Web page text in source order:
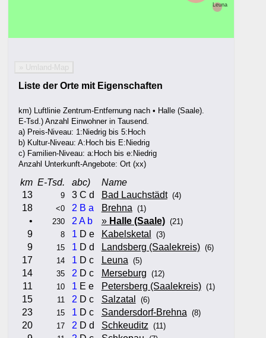
Leuna
» Umland-Map
Liste der Orte mit Eigenschaften
km) Luftlinie Zentrum-Entfernung nach • Halle (Saale).
E-Tsd.) Anzahl Einwohner in Tausend.
a) Preis-Niveau: 1:Niedrig bis 5:Hoch
b) Kultur-Niveau: A:Hoch bis E:Niedrig
c) Familien-Niveau: a:Hoch bis e:Niedrig
Anzahl Unterkunft-Angebote: Ort (xx)
km E-Tsd. abc)
Name
13
9 3 C d Bad Lauchstädt (4)
18 <0 2 B a Brehna (1)
• 230 2 A b » Halle (Saale) (21)
9 8 1 D e Kabelsketal (3)
9 15 1 D d Landsberg (Saalekreis) (6)
17 14 1 D c Leuna (5)
14 35 2 D c Merseburg (12)
11 10 1 E e Petersberg (Saalekreis) (1)
15 11 2 D c Salzatal (6)
23 15 1 D c Sandersdorf-Brehna (8)
20 17 2 D d Schkeuditz (11)